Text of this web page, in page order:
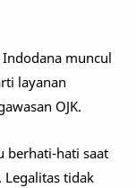
Indodana muncul
layanan
OJK.
berhati-hati saat
tidak